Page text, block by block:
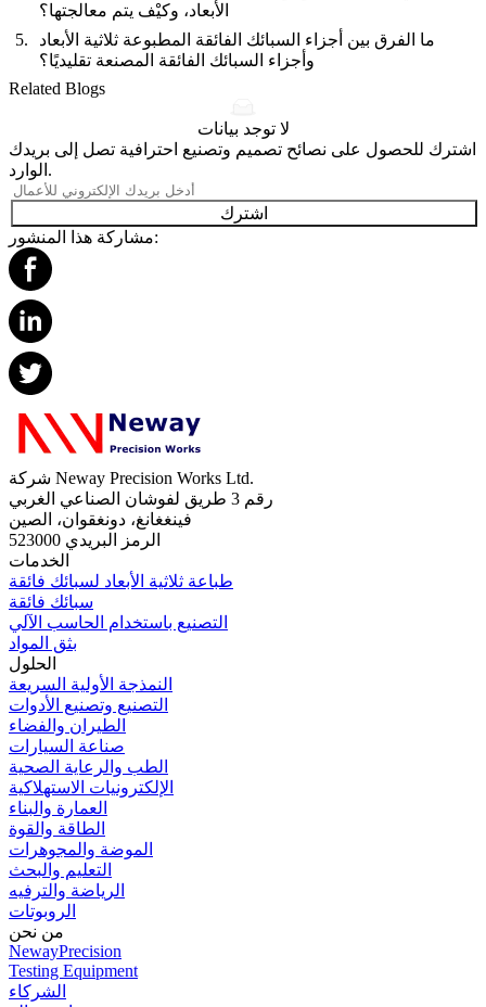
الأبعاد، وكيْف يتم معالجتها؟
ما الفرق بين أجزاء السبائك الفائقة المطبوعة ثلاثية الأبعاد
وأجزاء السبائك الفائقة المصنعة تقليديًا؟
Related Blogs
لا توجد بيانات
اشترك للحصول على نصائح تصميم وتصنيع احترافية تصل إلى بريدك
الوارد.
اشترك
مشاركة هذا المنشور:
شركة Neway Precision Works Ltd.
رقم 3 طريق لفوشان الصناعي الغربي
فينغغانغ، دونغقوان، الصين
الرمز البريدي 523000
الخدمات
طباعة ثلاثية الأبعاد لسبائك فائقة
سبائك فائقة
التصنيع باستخدام الحاسب الآلي
بثق المواد
الحلول
النمذجة الأولية السريعة
التصنيع وتصنيع الأدوات
الطيران والفضاء
صناعة السيارات
الطب والرعاية الصحية
الإلكترونيات الاستهلاكية
العمارة والبناء
الطاقة والقوة
الموضة والمجوهرات
التعليم والبحث
الرياضة والترفيه
الروبوتات
من نحن
NewayPrecision
Testing Equipment
الشركاء